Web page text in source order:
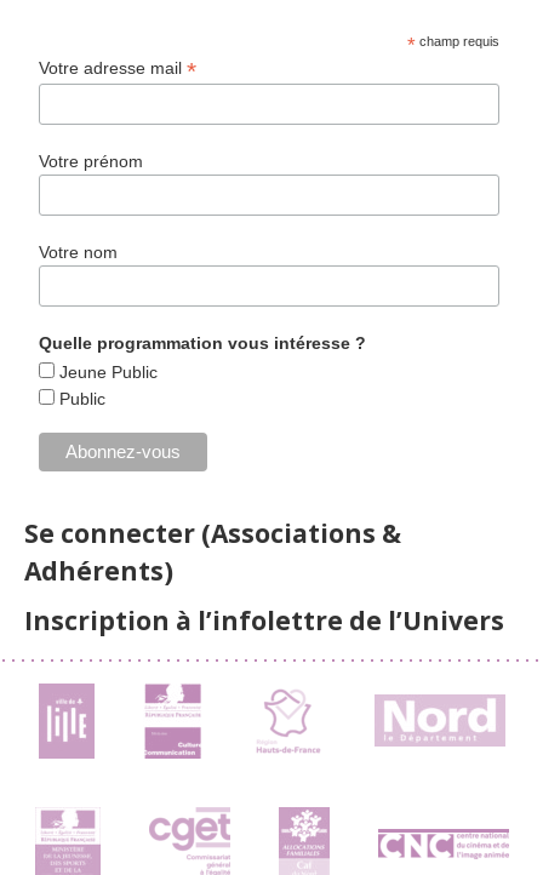
* champ requis
Votre adresse mail*
Votre prénom
Votre nom
Quelle programmation vous intéresse ?
Jeune Public
Public
Se connecter (Associations &
Adhérents)
Inscription à l’infolettre de l’Univers